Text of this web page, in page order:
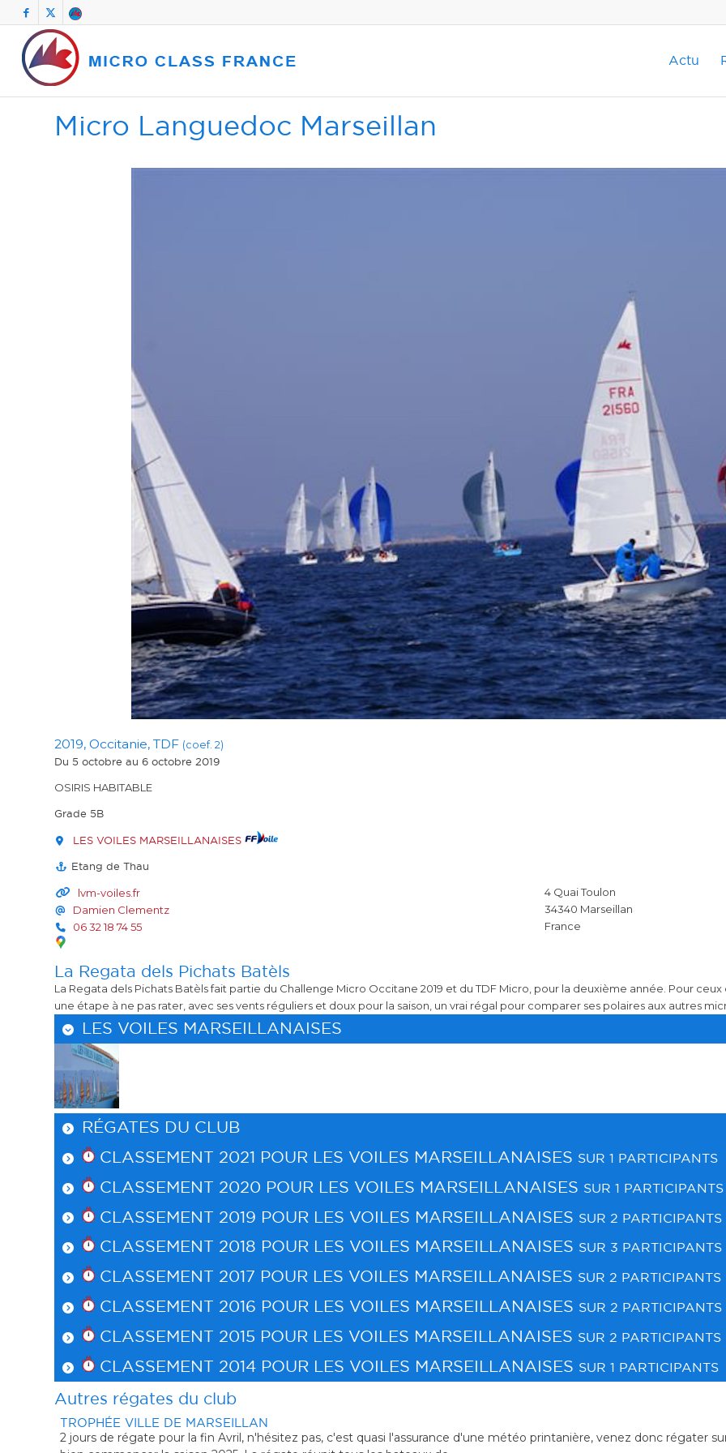
Actu
Micro Languedoc Marseillan
2019, Occitanie, TDF (coef. 2)
Du 5 octobre au 6 octobre 2019
OSIRIS HABITABLE
Grade 5B
LES VOILES MARSEILLANAISES
Etang de Thau
lvm-voiles.fr
Damien Clementz
06 32 18 74 55
4 Quai Toulon
34340 Marseillan
France
La Regata dels Pichats Batèls
La Regata dels Pichats Batèls fait partie du Challenge Micro Occitane 2019 et du TDF Micro, pour la deuxième année. Pour
une étape à ne pas rater, avec ses vents réguliers et doux pour la saison, un vrai régal pour comparer ses polaires aux autres
LES VOILES MARSEILLANAISES
RÉGATES DU CLUB
CLASSEMENT 2021 POUR LES VOILES MARSEILLANAISES SUR 1 PARTICIPANTS
CLASSEMENT 2020 POUR LES VOILES MARSEILLANAISES SUR 1 PARTICIPANTS
CLASSEMENT 2019 POUR LES VOILES MARSEILLANAISES SUR 2 PARTICIPANTS
CLASSEMENT 2018 POUR LES VOILES MARSEILLANAISES SUR 3 PARTICIPANTS
CLASSEMENT 2017 POUR LES VOILES MARSEILLANAISES SUR 2 PARTICIPANTS
CLASSEMENT 2016 POUR LES VOILES MARSEILLANAISES SUR 2 PARTICIPANTS
CLASSEMENT 2015 POUR LES VOILES MARSEILLANAISES SUR 2 PARTICIPANTS
CLASSEMENT 2014 POUR LES VOILES MARSEILLANAISES SUR 1 PARTICIPANTS
Autres régates du club
d'une météo printanière, venez donc régater sur l'étang de Thau! Une mise en bouche idéale pour
2 jours de régate pour